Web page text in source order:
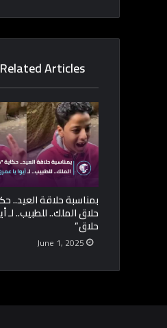
Related Articles
بمناسبة حلاقة العيد..
حلاق الملك.. للطبيب.. لـ
حلاق”
June 1, 2025